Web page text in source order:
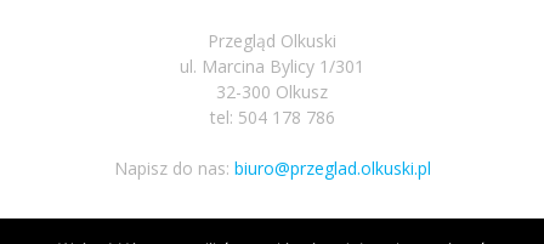
Przegląd Olkuski
ul. Marcina Bylicy 1/301
32-300 Olkusz
tel: 504 178 786
Napisz do nas: biuro@przeglad.olkuski.pl